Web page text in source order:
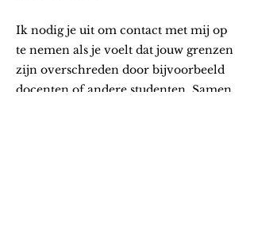
Ik nodig je uit om contact met mij op
te nemen als je voelt dat jouw grenzen
zijn overschreden door bijvoorbeeld
docenten of andere studenten. Samen